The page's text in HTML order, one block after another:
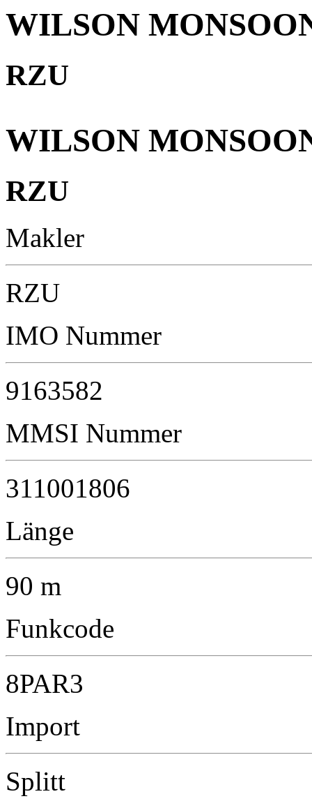
WILSON
RZU
WILSON
RZU
Makler
RZU
IMO Nummer
9163582
MMSI Nummer
311001806
Länge
90 m
Funkcode
8PAR3
Import
Splitt